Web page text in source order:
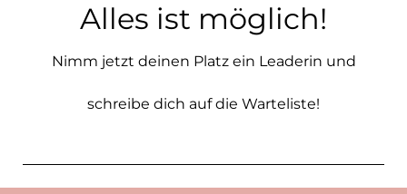
Alles ist möglich!
Nimm jetzt deinen Platz ein Leaderin und
schreibe dich auf die Warteliste!